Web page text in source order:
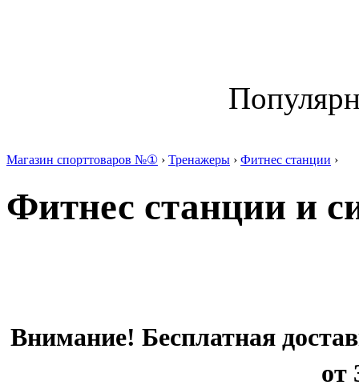
Магазин спорттоваров №① › Тренажеры › Фитнес станции ›
Фитнес станции и
Внимание! Бесплатная
от